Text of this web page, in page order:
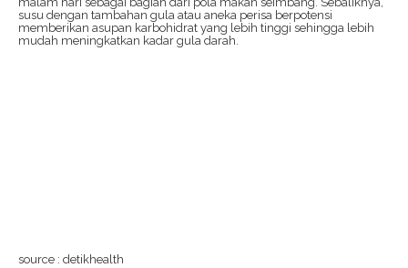
susu dengan tambahan gula atau aneka perisa berpotensi
memberikan asupan karbohidrat yang lebih tinggi sehingga lebih
mudah meningkatkan kadar gula darah.
source : detikhealth